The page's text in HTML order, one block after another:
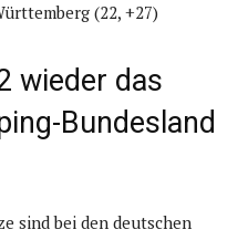
(22, +27)
wieder das
Bundesland
sind bei den deutschen